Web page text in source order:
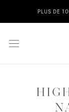
au
PLUS DE